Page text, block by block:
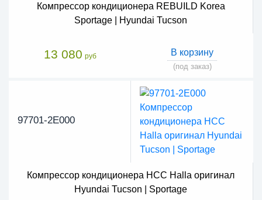
Компрессор кондиционера REBUILD Korea
Sportage | Hyundai Tucson
13 080 руб В корзину
(под заказ)
97701-2E000
Компрессор кондиционера HCC Halla оригинал
Hyundai Tucson | Sportage